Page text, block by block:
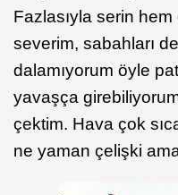
Fazlasıyla serin
severim, sabahları
dalamıyorum öyle
yavaşça
çektim. Hava çok
ne yaman çelişki